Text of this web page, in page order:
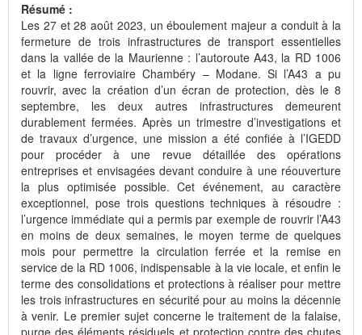
Résumé :
Les 27 et 28 août 2023, un éboulement majeur a conduit à la
fermeture de trois infrastructures de transport essentielles
dans la vallée de la Maurienne : l’autoroute A43, la RD 1006
et la ligne ferroviaire Chambéry – Modane. Si l’A43 a pu
rouvrir, avec la création d’un écran de protection, dès le 8
septembre, les deux autres infrastructures demeurent
durablement fermées. Après un trimestre d’investigations et
de travaux d’urgence, une mission a été confiée à l’IGEDD
pour procéder à une revue détaillée des opérations
entreprises et envisagées devant conduire à une réouverture
la plus optimisée possible. Cet événement, au caractère
exceptionnel, pose trois questions techniques à résoudre :
l’urgence immédiate qui a permis par exemple de rouvrir l’A43
en moins de deux semaines, le moyen terme de quelques
mois pour permettre la circulation ferrée et la remise en
service de la RD 1006, indispensable à la vie locale, et enfin le
terme des consolidations et protections à réaliser pour mettre
les trois infrastructures en sécurité pour au moins la décennie
à venir. Le premier sujet concerne le traitement de la falaise,